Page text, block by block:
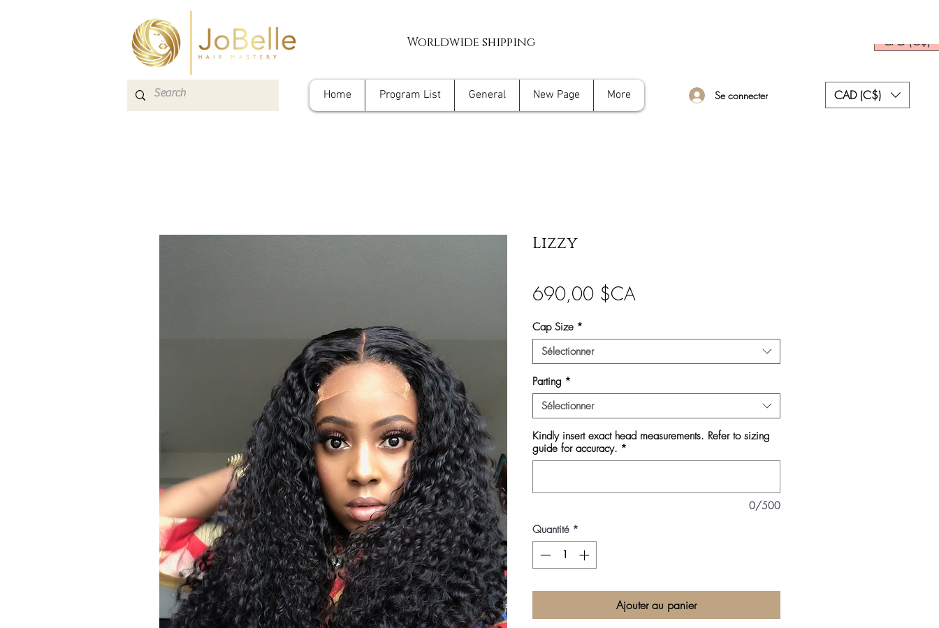
Worldwide shipping
Home Program List General New Page More Se connecter CAD (C$)
Lizzy
690,00 $CAPrix
Cap Size *
Sélectionner
Parting *
Sélectionner
Kindly insert exact head measurements. Refer to sizing
guide for accuracy. *
0/500
Quantité *
Ajouter au panier
CAD (C$)